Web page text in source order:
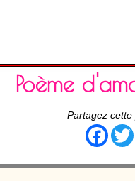
Poème
Partagez